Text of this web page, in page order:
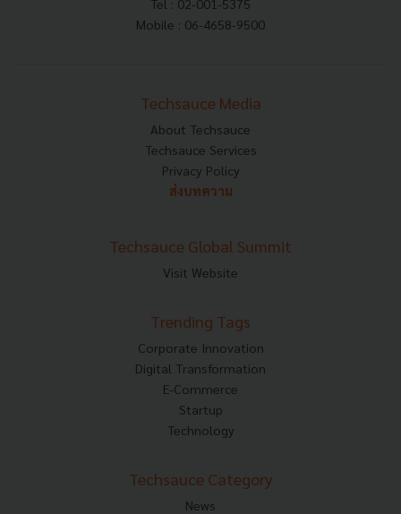
Tel : 02-001-5375
Mobile : 06-4658-9500
Techsauce Media
About Techsauce
Techsauce Services
Privacy Policy
ส่งบทความ
Techsauce Global Summit
Visit Website
Trending Tags
Corporate Innovation
Digital Transformation
E-Commerce
Startup
Technology
Techsauce Category
News